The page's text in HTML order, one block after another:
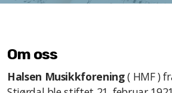
Om oss
Halsen Musikkforening( HMF )
Styret